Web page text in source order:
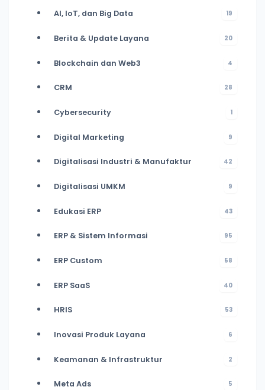
AI, IoT, dan Big Data 19
Berita & Update Layana 20
Blockchain dan Web3 4
CRM 28
Cybersecurity 1
Digital Marketing 9
Digitalisasi Industri & Manufaktur 42
Digitalisasi UMKM 9
Edukasi ERP 43
ERP & Sistem Informasi 95
ERP Custom 58
ERP SaaS 40
HRIS 53
Inovasi Produk Layana 6
Keamanan & Infrastruktur 2
Meta Ads 5